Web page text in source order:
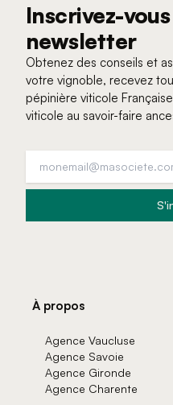
Inscrivez-
newsletter
Obtenez des conseils et
votre vignoble, recevez
pépinière viticole
viticole au savoir-faire
À propos
Agence Vaucluse
Agence Savoie
Agence Gironde
Agence Charente